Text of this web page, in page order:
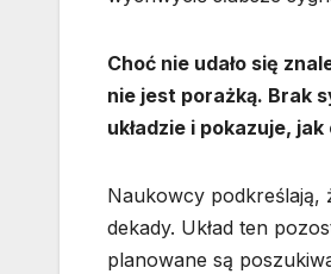
Choć nie udało się
nie jest porażką. Brak
układzie i pokazuje,
Naukowcy podkreślają,
dekady. Układ ten
planowane są